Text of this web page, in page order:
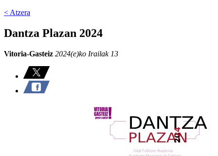
< Atzera
Dantza Plazan 2024
Vitoria-Gasteiz 2024(e)ko Irailak 13